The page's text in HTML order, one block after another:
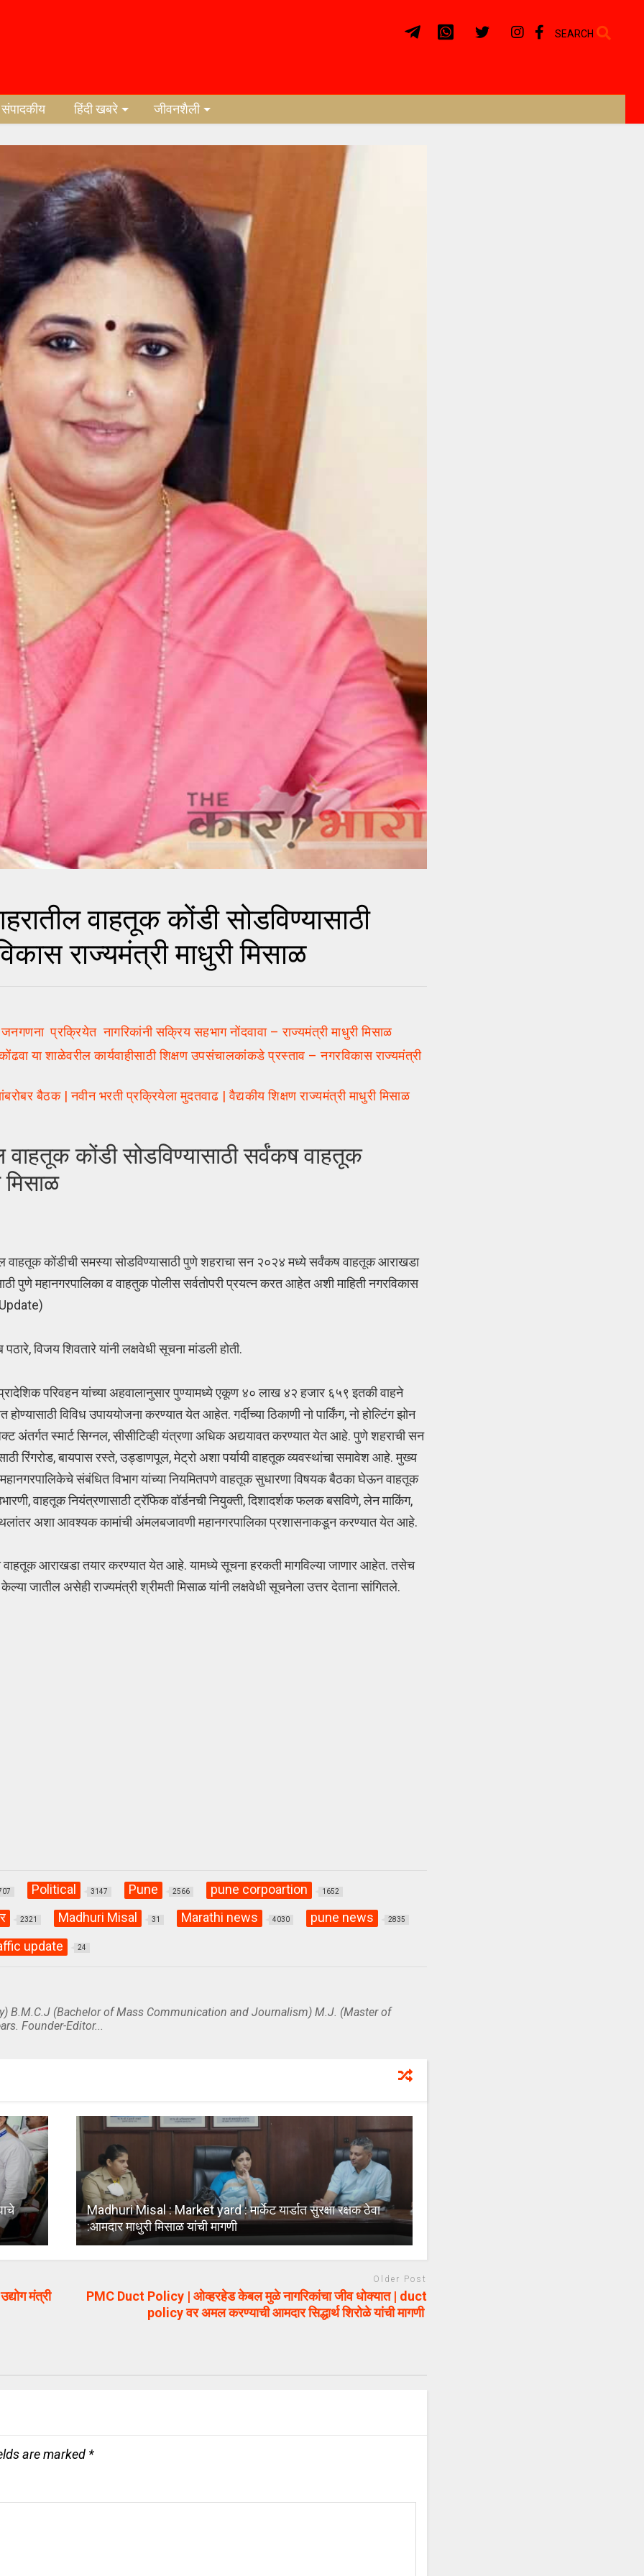
SEARCH
संपादकीय हिंदी खबरे जीवनशैली
वाहतूक कोंडी सोडविण्यासाठी
राज्यमंत्री माधुरी मिसाळ
प्रक्रियेत नागरिकांनी सक्रिय सहभाग नोंदवावा – राज्यमंत्री माधुरी मिसाळ
या शाळेवरील कार्यवाहीसाठी शिक्षण उपसंचालकांकडे प्रस्ताव – नगरविकास राज्यमंत्री
बैठक | नवीन भरती प्रक्रियेला मुदतवाढ | वैद्यकीय शिक्षण राज्यमंत्री माधुरी मिसाळ
कोंडी सोडविण्यासाठी सर्वंकष वाहतूक
वाहतूक कोंडीची समस्या सोडविण्यासाठी पुणे शहराचा सन २०२४ मध्ये सर्वंकष वाहतूक आराखडा
पुणे महानगरपालिका व वाहतुक पोलीस सर्वतोपरी प्रयत्न करत आहेत अशी माहिती नगरविकास
Update)
विजय शिवतारे यांनी लक्षवेधी सूचना मांडली होती.
परिवहन यांच्या अहवालानुसार पुण्यामध्ये एकूण ४० लाख ४२ हजार ६५९ इतकी वाहने
विविध उपाययोजना करण्यात येत आहेत. गर्दीच्या ठिकाणी नो पार्किंग, नो होल्टिंग झोन
अंतर्गत स्मार्ट सिग्नल, सीसीटिव्ही यंत्रणा अधिक अद्ययावत करण्यात येत आहे. पुणे शहराची सन
रिंगरोड, बायपास रस्ते, उड्डाणपूल, मेट्रो अशा पर्यायी वाहतूक व्यवस्थांचा समावेश आहे. मुख्य
महानगरपालिकेचे संबंधित विभाग यांच्या नियमितपणे वाहतूक सुधारणा विषयक बैठका घेऊन वाहतूक
वाहतूक नियंत्रणासाठी ट्रॅफिक वॉर्डनची नियुक्ती, दिशादर्शक फलक बसविणे, लेन माकिंग,
अशा आवश्यक कामांची अंमलबजावणी महानगरपालिका प्रशासनाकडून करण्यात येत आहे.
वाहतूक आराखडा तयार करण्यात येत आहे. यामध्ये सूचना हरकती मागविल्या जाणार आहेत. तसेच
जातील असेही राज्यमंत्री श्रीमती मिसाळ यांनी लक्षवेधी सूचनेला उत्तर देताना सांगितले.
Political 3147 Pune 2566 pune corpoartion 1652
2321 Madhuri Misal 31 Marathi news 4030 pune news 2835
update 24
B.M.C.J (Bachelor of Mass Communication and Journalism) M.J. (Master of
Founder-Editor...
Madhuri Misal : Market yard : मार्केट यार्डात सुरक्षा रक्षक ठेवा
:आमदार माधुरी मिसाळ यांची मागणी
मंत्री
Older Post
PMC Duct Policy | ओव्हरहेड केबल मुळे नागरिकांचा जीव धोक्यात | duct
policy वर अमल करण्याची आमदार सिद्धार्थ शिरोळे यांची मागणी
are marked *